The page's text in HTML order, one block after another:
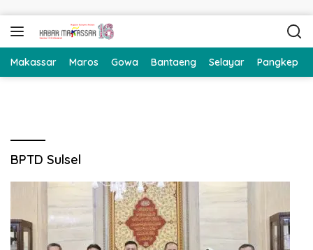
Makassar Maros Gowa Bantaeng Selayar Pangkep
BPTD Sulsel